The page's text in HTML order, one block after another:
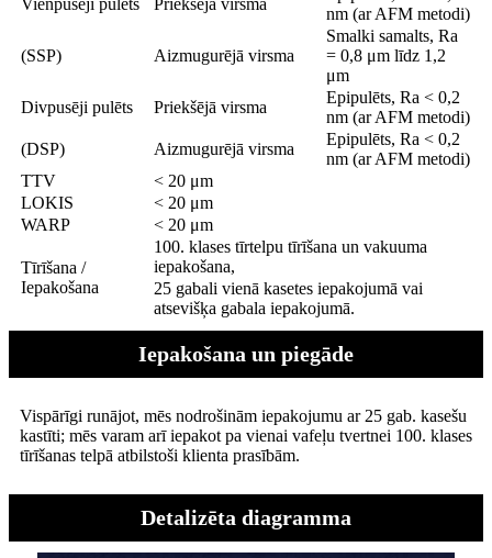
Vienpusēji pulēts Priekšējā virsma
nm (ar AFM metodi)
(SSP) Aizmugurējā virsma
Smalki samalts, Ra
= 0,8 μm līdz 1,2
μm
Divpusēji pulēts
Priekšējā virsma
Epipulēts, Ra < 0,2
nm (ar AFM metodi)
(DSP)
Aizmugurējā virsma
Epipulēts, Ra < 0,2
nm (ar AFM metodi)
TTV
< 20 μm
LOKIS
< 20 μm
WARP
< 20 μm
Tīrīšana /
Iepakošana
100. klases tīrtelpu tīrīšana un vakuuma
iepakošana,
25 gabali vienā kasetes iepakojumā vai
atsevišķa gabala iepakojumā.
Iepakošana un piegāde
Vispārīgi runājot, mēs nodrošinām iepakojumu ar 25 gab. kasešu
kastīti; mēs varam arī iepakot pa vienai vafeļu tvertnei 100. klases
tīrīšanas telpā atbilstoši klienta prasībām.
Detalizēta diagramma